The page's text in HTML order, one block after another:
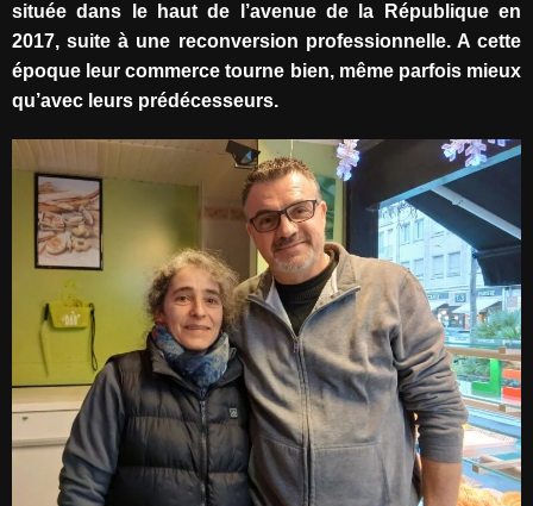
située dans le haut de l’avenue de la République en
2017, suite à une reconversion professionnelle. A cette
époque leur commerce tourne bien, même parfois mieux
qu’avec leurs prédécesseurs.